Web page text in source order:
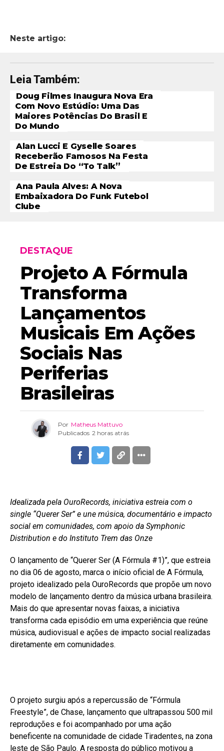
Neste artigo:
Leia Também:
Doug Filmes Inaugura Nova Era
Com Novo Estúdio: Uma Das
Maiores Potências Do Brasil E
Do Mundo
Alan Lucci E Gyselle Soares
Receberão Famosos Na Festa
De Estreia Do “To Talk”
Ana Paula Alves: A Nova
Embaixadora Do Funk Futebol
Clube
DESTAQUE
Projeto A Fórmula
Transforma
Lançamentos
Musicais Em Ações
Sociais Nas
Periferias
Brasileiras
Por Matheus Mattuvo
Publicados 2 horas atrás
Idealizada pela OuroRecords, iniciativa estreia com o
single “Querer Ser” e une música, documentário e impacto
social em comunidades, com apoio da Symphonic
Distribution e do Instituto Trem das Onze
O lançamento de “Querer Ser (A Fórmula #1)”, que estreia
no dia 06 de agosto, marca o início oficial de A Fórmula,
projeto idealizado pela OuroRecords que propõe um novo
modelo de lançamento dentro da música urbana brasileira.
Mais do que apresentar novas faixas, a iniciativa
transforma cada episódio em uma experiência que reúne
música, audiovisual e ações de impacto social realizadas
diretamente em comunidades.
O projeto surgiu após a repercussão de “Fórmula
Freestyle”, de Chase, lançamento que ultrapassou 500 mil
reproduções e foi acompanhado por uma ação
beneficente na comunidade de cidade Tiradentes, na zona
leste de São Paulo. A resposta do público motivou a